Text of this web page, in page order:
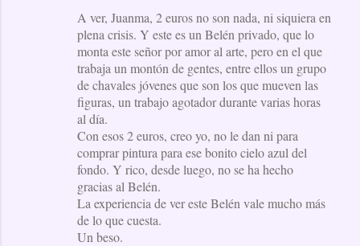
A ver, Juanma, 2 euros no son nada, ni siquiera en
plena crisis. Y este es un Belén privado, que lo
monta este señor por amor al arte, pero en el que
trabaja un montón de gentes, entre ellos un grupo
de chavales jóvenes que son los que mueven las
figuras, un trabajo agotador durante varias horas
al día.
Con esos 2 euros, creo yo, no le dan ni para
comprar pintura para ese bonito cielo azul del
fondo. Y rico, desde luego, no se ha hecho
gracias al Belén.
La experiencia de ver este Belén vale mucho más
de lo que cuesta.
Un beso.